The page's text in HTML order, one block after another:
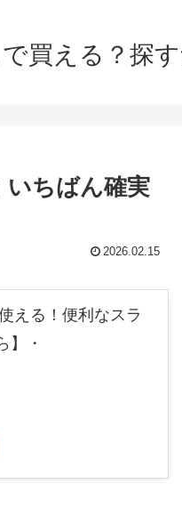
買える？探
いちばん確実
2026.02.15
える！便利なスラ
】・